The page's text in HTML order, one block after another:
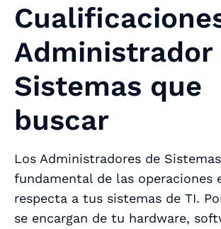
Administrador
Sistemas que
buscar
Los Administradores de
fundamental de las operaciones
respecta a tus sistemas de TI.
se encargan de tu hardware,